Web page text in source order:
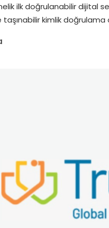
ilk doğrulanabilir dijital
kimlik doğrulama